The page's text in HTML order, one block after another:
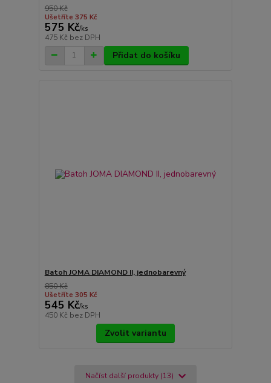
950 Kč
Ušetříte 375 Kč
575 Kč/ks
475 Kč bez DPH
Přidat do košíku
Batoh JOMA DIAMOND II, jednobarevný
850 Kč
Ušetříte 305 Kč
545 Kč/ks
450 Kč bez DPH
Zvolit variantu
Načíst další produkty (13)